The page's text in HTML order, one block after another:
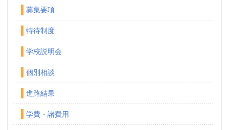
募集要項
特待制度
学校説明会
個別相談
進路結果
学費・諸費用